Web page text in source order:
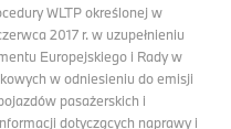
WLTP określonej w
2017 r. w uzupełnieniu
Europejskiego i Rady w
w odniesieniu do emisji
pasażerskich i
dotyczących naprawy i